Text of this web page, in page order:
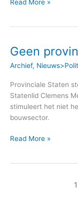
Read More »
Geen
Archief,
Provinciale Staten
Statenlid Clemens
stimuleert het niet
bouwsector.
Geen
provinciale
bouwleges
Read More »
1